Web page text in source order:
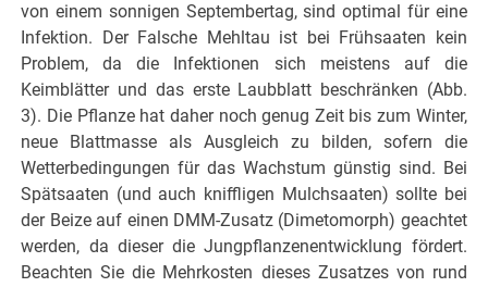
von einem sonnigen Septembertag, sind optimal für eine
Infektion. Der Falsche Mehltau ist bei Frühsaaten kein
Problem, da die Infektionen sich meistens auf die
Keimblätter und das erste Laubblatt beschränken (Abb.
3). Die Pflanze hat daher noch genug Zeit bis zum Winter,
neue Blattmasse als Ausgleich zu bilden, sofern die
Wetterbedingungen für das Wachstum günstig sind. Bei
Spätsaaten (und auch kniffligen Mulchsaaten) sollte bei
der Beize auf einen DMM-Zusatz (Dimetomorph) geachtet
werden, da dieser die Jungpflanzenentwicklung fördert.
Beachten Sie die Mehrkosten dieses Zusatzes von rund